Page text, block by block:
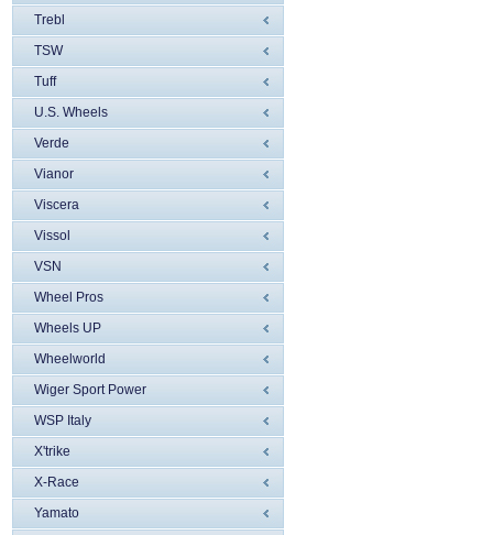
Trebl
TSW
Tuff
U.S. Wheels
Verde
Vianor
Viscera
Vissol
VSN
Wheel Pros
Wheels UP
Wheelworld
Wiger Sport Power
WSP Italy
X'trike
X-Race
Yamato